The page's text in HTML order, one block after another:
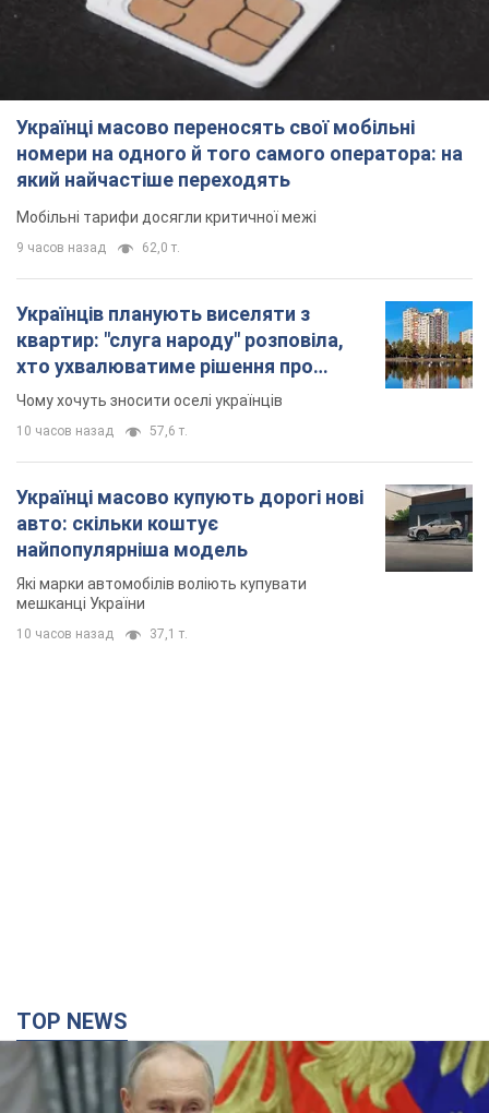
Українці масово переносять свої мобільні
номери на одного й того самого оператора: на
який найчастіше переходять
Мобільні тарифи досягли критичної межі
9 часов назад 62,0 т.
Українців планують виселяти з
квартир: "слуга народу" розповіла,
хто ухвалюватиме рішення про
знесення будинків
Чому хочуть зносити оселі українців
10 часов назад 57,6 т.
Українці масово купують дорогі нові
авто: скільки коштує
найпопулярніша модель
Які марки автомобілів воліють купувати
мешканці України
10 часов назад 37,1 т.
TOP NEWS